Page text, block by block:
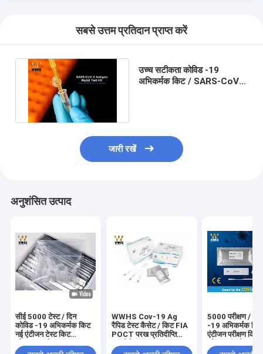
सबसे उत्तम प्रतिदान प्राप्त करें
उच्च सटीकता कोविड -19
अभिकर्मक किट / SARS-CoV-2
जारी रखें
अनुशंसित उत्पाद
सीई 5000 टेस्ट / दिन
कोविड -19 अभिकर्मक किट
नई एंटीजन टेस्ट किट
WWHS Cov-19 Ag
रैपिड टेस्ट कैसेट / किट FIA
POCT परख प्रतिदीप्ति
5000 परीक्षण /
-19 अभिकर्मक
एंटीजन परीक्षण किट